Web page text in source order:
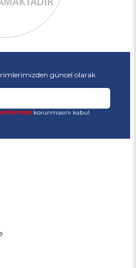
güncel olarak
korunmasını kabul